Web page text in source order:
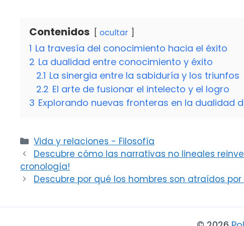
Contenidos ocultar
1 La travesía del conocimiento hacia el éxito
2 La dualidad entre conocimiento y éxito
2.1 La sinergia entre la sabiduría y los triunfos
2.2 El arte de fusionar el intelecto y el logro
3 Explorando nuevas fronteras en la dualidad
Categorías
Vida y relaciones - Filosofía
Descubre cómo las narrativas no lineales
cronología!
Descubre por qué los hombres son atraídos